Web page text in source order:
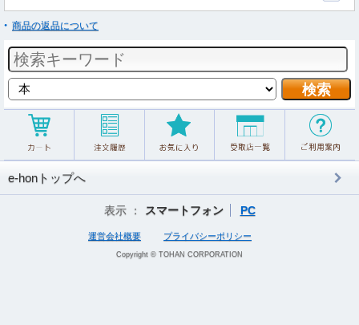
商品の返品について
e-honトップへ
表示 ： スマートフォン PC
運営会社概要 プライバシーポリシー
Copyright © TOHAN CORPORATION